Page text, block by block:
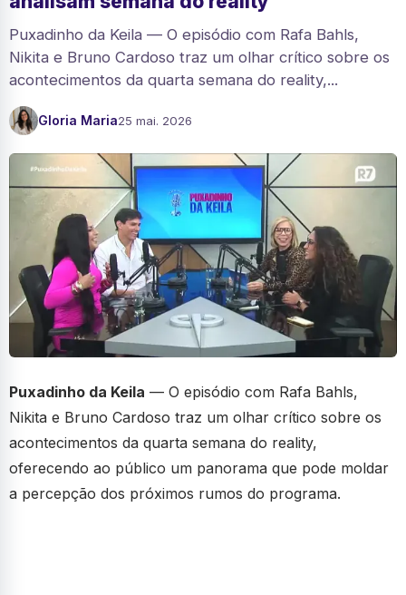
Puxadinho da Keila — O episódio com Rafa Bahls,
Nikita e Bruno Cardoso traz um olhar crítico sobre os
acontecimentos da quarta semana do reality,...
Gloria Maria25 mai. 2026
Puxadinho da Keila — O episódio com Rafa Bahls,
Nikita e Bruno Cardoso traz um olhar crítico sobre os
acontecimentos da quarta semana do reality,
oferecendo ao público um panorama que pode moldar
a percepção dos próximos rumos do programa.